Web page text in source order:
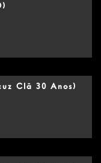
Clã 30 Anos)